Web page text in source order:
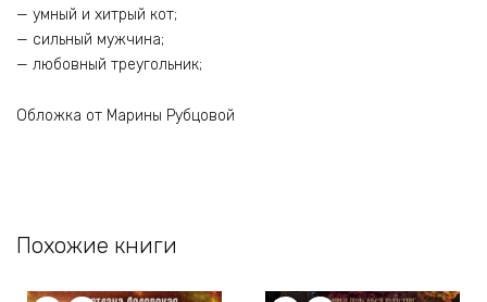
— умный и хитрый кот;
— сильный мужчина;
— любовный треугольник;
Обложка от Марины Рубцовой
Похожие книги